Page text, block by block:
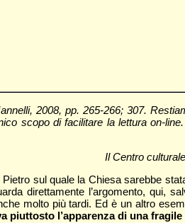
2008, pp. 265-266; 307.
scopo di facilitare la lettura on-
Il Centro
sul quale la Chiesa sarebbe
direttamente l’argomento, qui,
molto più tardi. Ed è un altro
piuttosto l’apparenza di una fragile